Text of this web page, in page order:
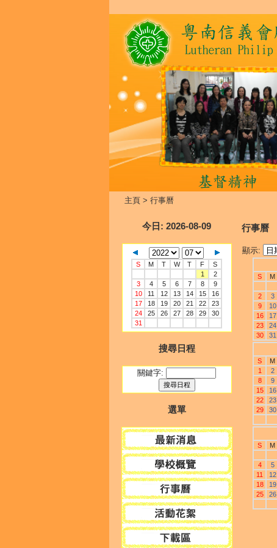
主頁> 行事曆
今日 : 2026-08-09
S M T W T F
S
1
2
3
4 5 6 7 8
9
10
11 12 13 14 15
16
17
18 19 20 21 22
23
24
25 26 27 28 29
30
31
搜尋日程
關鍵字:
選單
行事曆
顯示:
S
M
2
3
9
10
16
17
23
24
30
31
S
M
1
2
8
9
15
16
22
23
29
30
S
M
4
5
11
12
18
19
25
26